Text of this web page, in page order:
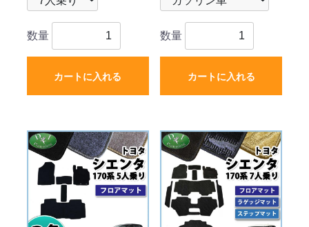
数量
カートに入れる
数量
カートに入れる